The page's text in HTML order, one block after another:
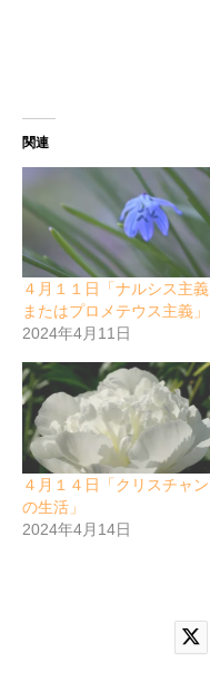
関連
４月１１日「ナルシス主義
またはプロメテウス主義」
2024年4月11日
４月１４日「クリスチャン
の生活」
2024年4月14日
